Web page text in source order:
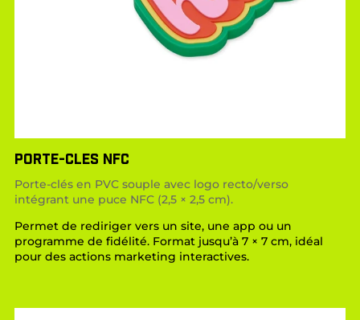
PORTE-CLES NFC
Porte-clés en PVC souple avec logo recto/verso
intégrant une puce NFC (2,5 × 2,5 cm).
Permet de rediriger vers un site, une app ou un
programme de fidélité. Format jusqu’à 7 × 7 cm, idéal
pour des actions marketing interactives.